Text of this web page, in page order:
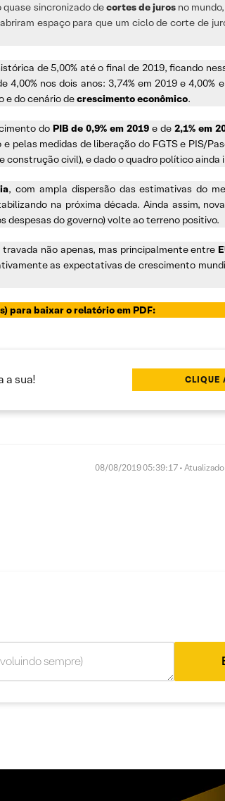
sincronizado decortes de juros no
espaço para que um ciclo de corte de
de 5,00% até o final de 2019, ficando
nos dois anos: 3,74% em 2019 e 4,00%
e do cenário decrescimento econômico.
do PIB de 0,9% em 2019 e de2,1% em
pelas medidas de liberação do FGTS e PIS/
civil), e dado o quadro político ainda
, com ampla dispersão das estimativas do
na próxima década. Ainda assim,
despesas do governo) volte ao terreno positivo.
travada não apenas, mas principalmente entre
as expectativas de crescimento
para baixar o relatório em PDF:
a sua! CLIQUE
08/08/2019 05:39:17 •